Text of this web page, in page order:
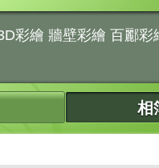
彩繪 牆壁彩繪 百酈彩
相